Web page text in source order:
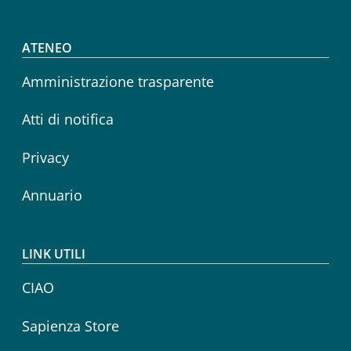
Footer menu
ATENEO
Amministrazione trasparente
Atti di notifica
Privacy
Annuario
LINK UTILI
CIAO
Sapienza Store